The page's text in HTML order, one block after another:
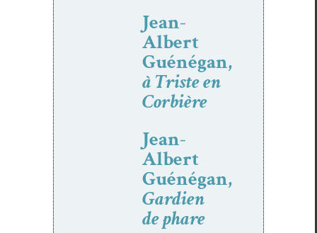
Jean-
Albert
Guénégan,
à Triste en
Corbière
Jean-
Albert
Guénégan,
Gardien
de phare